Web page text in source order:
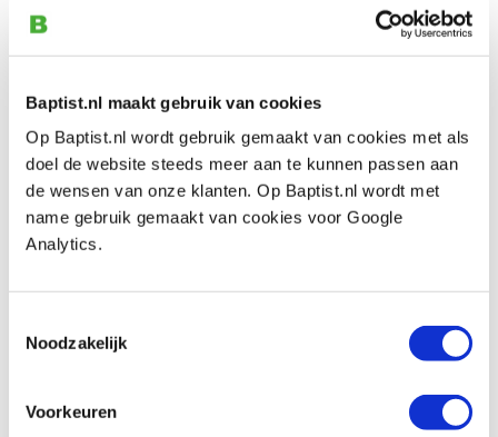
Baptist.nl maakt gebruik van cookies
Op Baptist.nl wordt gebruik gemaakt van cookies met als
doel de website steeds meer aan te kunnen passen aan
de wensen van onze klanten. Op Baptist.nl wordt met
name gebruik gemaakt van cookies voor Google
Analytics.
Noodzakelijk
Voorkeuren
Bekijk ook
Compleet elektrisch brandstempel max.